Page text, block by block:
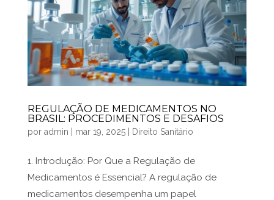
REGULAÇÃO DE MEDICAMENTOS NO
BRASIL: PROCEDIMENTOS E DESAFIOS
por admin mar 19, 2025| Direito Sanitário
1. Introdução: Por Que a Regulação de
Medicamentos é Essencial? A regulação de
medicamentos desempenha um papel